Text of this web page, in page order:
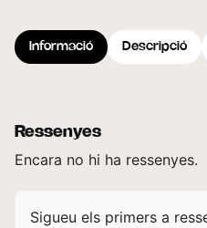
Informació Descripció
Ressenyes
Encara no hi ha ressenyes.
Sigueu els primers a